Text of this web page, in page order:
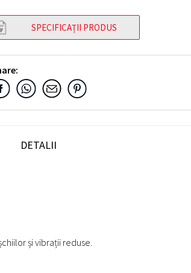
SPECIFICAȚII PRODUS
DETALII
și vibrații reduse.